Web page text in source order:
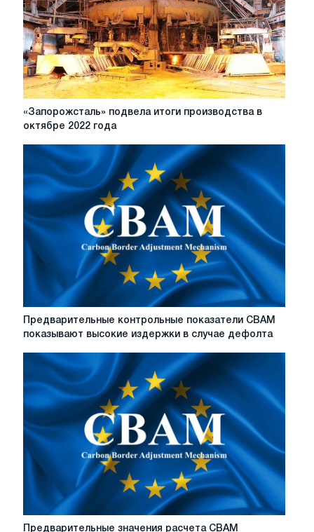
«Запорожсталь»
подвела
производства
октябре
2022
«Запорожсталь» подвела итоги производства в
октябре 2022 года
Предварительные
CBAM
показывают
высокие
издержки
случае
дефолта
Предварительные контрольные показатели CBAM
показывают высокие издержки в случае дефолта
Предварительные
Предварительные значения расчета CBAM